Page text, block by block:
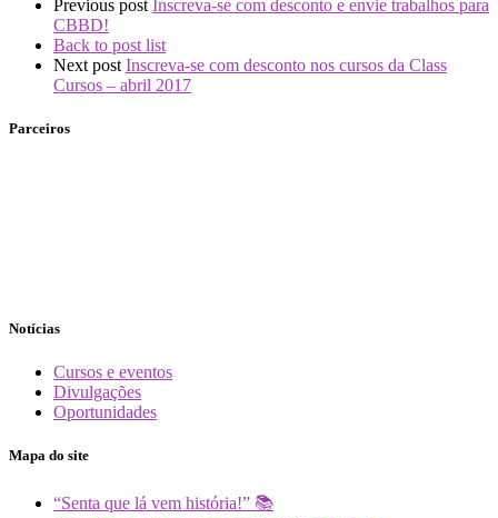
Previous post Inscreva-se com desconto e envie trabalhos para
CBBD!
Back to post list
Next post Inscreva-se com desconto nos cursos da Class
Cursos – abril 2017
Parceiros
Notícias
Cursos e eventos
Divulgações
Oportunidades
Mapa do site
“Senta que lá vem história!” 📚